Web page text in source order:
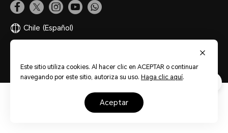
Chile (Español)
Este sitio utiliza cookies. Al hacer clic en ACEPTAR o continuar
navegando por este sitio, autoriza su uso. Haga clic aquí.
aceptar